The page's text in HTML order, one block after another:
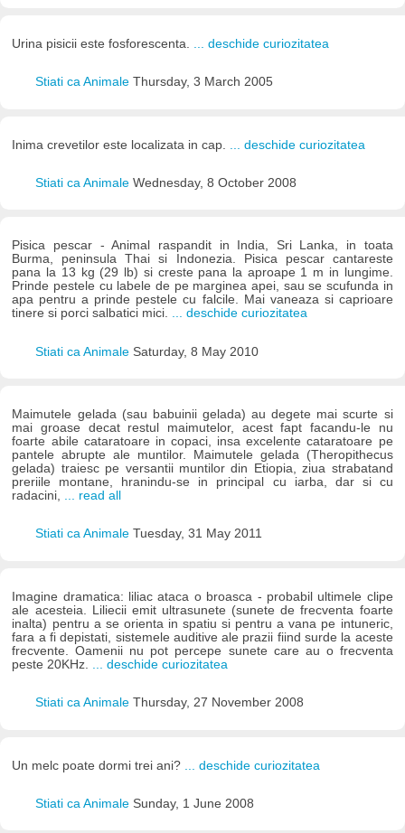
Urina pisicii este fosforescenta. ... deschide curiozitatea
Stiati ca Animale Thursday, 3 March 2005
Inima crevetilor este localizata in cap. ... deschide curiozitatea
Stiati ca Animale Wednesday, 8 October 2008
Pisica pescar - Animal raspandit in India, Sri Lanka, in toata
Burma, peninsula Thai si Indonezia. Pisica pescar cantareste
pana la 13 kg (29 lb) si creste pana la aproape 1 m in lungime.
Prinde pestele cu labele de pe marginea apei, sau se scufunda in
apa pentru a prinde pestele cu falcile. Mai vaneaza si caprioare
tinere si porci salbatici mici. ... deschide curiozitatea
Stiati ca Animale Saturday, 8 May 2010
Maimutele gelada (sau babuinii gelada) au degete mai scurte si
mai groase decat restul maimutelor, acest fapt facandu-le nu
foarte abile cataratoare in copaci, insa excelente cataratoare pe
pantele abrupte ale muntilor. Maimutele gelada (Theropithecus
gelada) traiesc pe versantii muntilor din Etiopia, ziua strabatand
preriile montane, hranindu-se in principal cu iarba, dar si cu
radacini, ... read all
Stiati ca Animale Tuesday, 31 May 2011
Imagine dramatica: liliac ataca o broasca - probabil ultimele clipe
ale acesteia. Liliecii emit ultrasunete (sunete de frecventa foarte
inalta) pentru a se orienta in spatiu si pentru a vana pe intuneric,
fara a fi depistati, sistemele auditive ale prazii fiind surde la aceste
frecvente. Oamenii nu pot percepe sunete care au o frecventa
peste 20KHz.
... deschide curiozitatea
Stiati ca Animale Thursday, 27 November 2008
Un melc poate dormi trei ani? ... deschide curiozitatea
Stiati ca Animale Sunday, 1 June 2008